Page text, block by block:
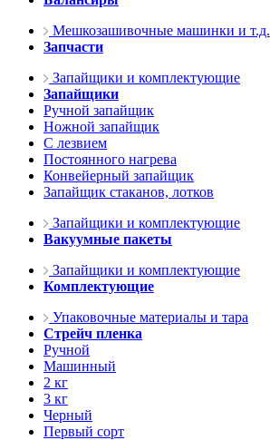
Мешкозашивочные машинки и т.д.
Запчасти
Запайщики и комплектующие
Запайщики
Ручной запайщик
Ножной запайщик
С лезвием
Постоянного нагрева
Конвейерный запайщик
Запайщик стаканов, лотков
Запайщики и комплектующие
Вакуумные пакеты
Запайщики и комплектующие
Комплектующие
Упаковочные материалы и тара
Стрейч пленка
Ручной
Машинный
2 кг
3 кг
Черный
Первый сорт